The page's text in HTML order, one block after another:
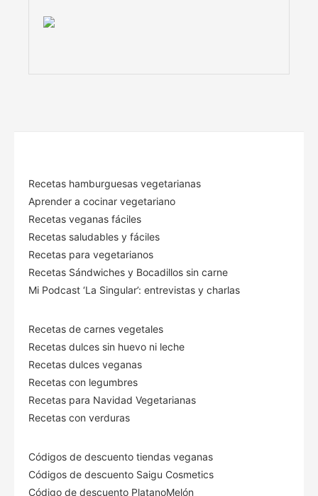
Recetas hamburguesas vegetarianas
Aprender a cocinar vegetariano
Recetas veganas fáciles
Recetas saludables y fáciles
Recetas para vegetarianos
Recetas Sándwiches y Bocadillos sin carne
Mi Podcast ‘La Singular’: entrevistas y charlas
Recetas de carnes vegetales
Recetas dulces sin huevo ni leche
Recetas dulces veganas
Recetas con legumbres
Recetas para Navidad Vegetarianas
Recetas con verduras
Códigos de descuento tiendas veganas
Códigos de descuento Saigu Cosmetics
Código de descuento PlatanoMelón